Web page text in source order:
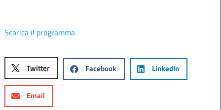
Scarica il programma
Twitter Facebook LinkedIn
Email